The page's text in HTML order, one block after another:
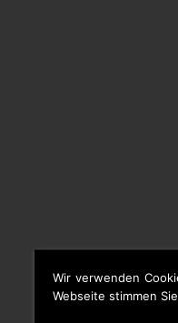
Wir verwenden
Webseite stimmen